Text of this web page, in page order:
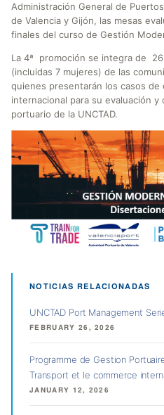
Administración General de
de Valencia y Gijón, las mesas
finales del curso de Gestión
La 4ª promoción se integra de
(incluidas 7 mujeres) de las
quienes presentarán los casos de
internacional para su evaluación
portuario de la UNCTAD.
NOTICIAS RELACIONADAS
UNCTAD Port Management
FEBRUARY 26, 2026
Programme de Gestion
Transport et le commerce
JANUARY 12, 2026